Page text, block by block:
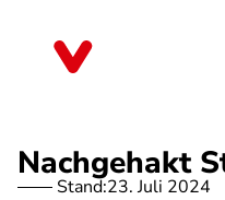
Nachgehakt
Stand:23. Juli 2024